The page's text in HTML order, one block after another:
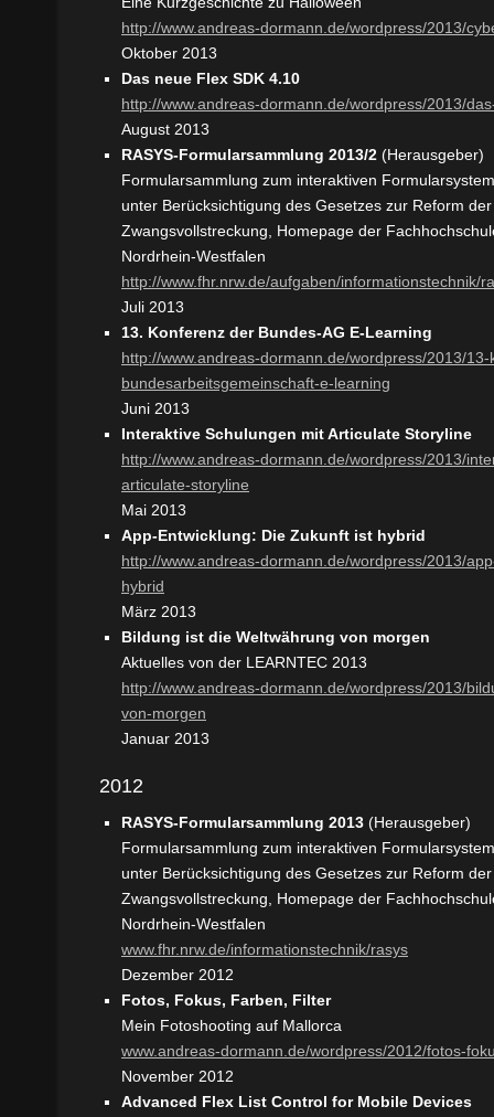
http://www.andreas-dormann.de/wordpress/2013/
Oktober 2013
Das neue Flex SDK 4.10
http://www.andreas-dormann.de/wordpress/2013/
August 2013
RASYS-Formularsammlung 2013/2 (Herausgeber)
Formularsammlung zum interaktiven
unter Berücksichtigung des Gesetzes zur Reform
Zwangsvollstreckung, Homepage der
Nordrhein-Westfalen
http://www.fhr.nrw.de/aufgaben/informationstechnik/
Juli 2013
13. Konferenz der Bundes-AG E-Learning
http://www.andreas-dormann.de/wordpress/2013/
bundesarbeitsgemeinschaft-e-learning
Juni 2013
Interaktive Schulungen mit Articulate Storyline
http://www.andreas-dormann.de/wordpress/2013/
articulate-storyline
Mai 2013
App-Entwicklung: Die Zukunft ist hybrid
http://www.andreas-dormann.de/wordpress/2013/
hybrid
März 2013
Bildung ist die Weltwährung von morgen
Aktuelles von der LEARNTEC 2013
http://www.andreas-dormann.de/wordpress/2013/
von-morgen
Januar 2013
2012
RASYS-Formularsammlung 2013 (Herausgeber)
Formularsammlung zum interaktiven
unter Berücksichtigung des Gesetzes zur Reform
Zwangsvollstreckung, Homepage der
Nordrhein-Westfalen
www.fhr.nrw.de/informationstechnik/rasys
Dezember 2012
Fotos, Fokus, Farben, Filter
Mein Fotoshooting auf Mallorca
www.andreas-dormann.de/wordpress/2012/fotos-
November 2012
Advanced Flex List Control for Mobile Devices